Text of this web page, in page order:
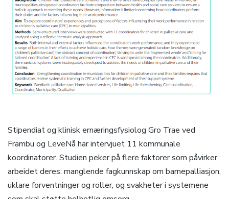
Stipendiat og klinisk ernæringsfysiolog Gro Trae ved
Frambu og LeveNå har intervjuet 11 kommunale
koordinatorer. Studien peker på flere faktorer som påvirker
arbeidet deres: manglende fagkunnskap om barnepalliasjon,
uklare forventninger og roller, og svakheter i systemene